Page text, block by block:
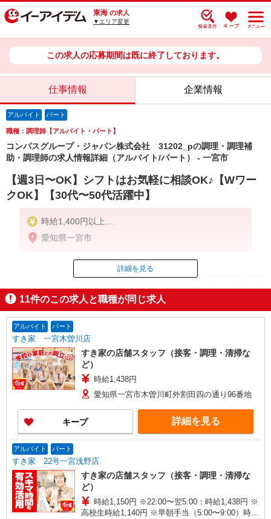
東海 の求人
▼エリア変更
この求人の応募期間は既に終了しております。
仕事情報 企業情報
アルバイト パート
職種：調理師【アルバイト・パート】
コンパスグループ・ジャパン株式会社 31202_pの調理・調理補
助・調理師の求人情報詳細（アルバイト/パート） - 一宮市
【週3日〜OK】シフトはお気軽に相談OK♪【Wワー
クOK】【30代〜50代活躍中】
時給1,400円以上
残業が発生した場合、残業代を1分単位で別途支給し
愛知県一宮市
ID：AE0707924380
掲載期間終了
詳細を見る
11件のこの求人と職種が同じ求人
アルバイト パート
すき家 一宮木曽川店
すき家の店舗スタッフ（接客・調理・清掃な
ど）
時給1,438円
愛知県一宮市木曽川町外割田四の通り96番地
キープ 詳細を見る
アルバイト パート
すき家 22号一宮浅野店
すき家の店舗スタッフ（接客・調理・清掃な
ど）
時給1,150円 ※22:00〜翌5:00：時給1,438円 ※
高校生時給1,140円 ※早朝手当（5:00〜9:00）時給